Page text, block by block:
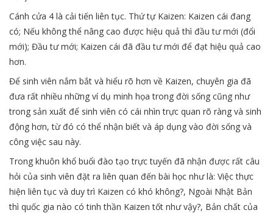
Cánh cửa 4 là cải tiến liên tục. Thứ tự Kaizen: Kaizen cái đang
có; Nếu không thể nâng cao được hiệu quả thì đầu tư mới (đổi
mới); Đầu tư mới; Kaizen cái đã đầu tư mới để đạt hiệu quả cao
hơn.
Để sinh viên nắm bắt và hiểu rõ hơn về Kaizen, chuyên gia đã
đưa rất nhiều những ví dụ minh họa trong đời sống cũng như
trong sản xuất để sinh viên có cái nhìn trực quan rõ ràng và sinh
động hơn, từ đó có thể nhận biết và áp dụng vào đời sống và
công việc sau này.
Trong khuôn khổ buổi đào tạo trực tuyến đã nhận được rất câu
hỏi của sinh viên đặt ra liên quan đến bài học như là: Việc thực
hiện liên tục và duy trì Kaizen có khó không?, Ngoài Nhật Bản
thì quốc gia nào có tinh thần Kaizen tốt như vậy?, Bản chất của